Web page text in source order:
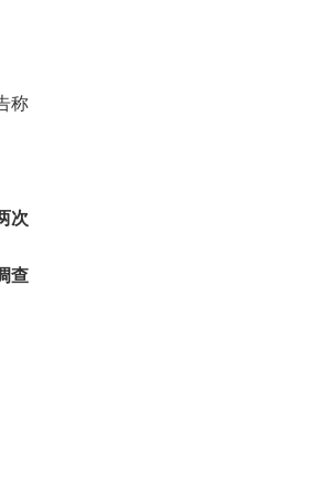
称
次
查